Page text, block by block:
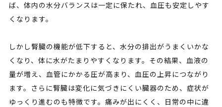
ば、体内の水分バランスは一定に保たれ、血圧も安定しやす
くなります。
しかし腎臓の機能が低下すると、水分の排出がうまくいかな
くなり、体に水がたまりやすくなります。その結果、血液の
量が増え、血管にかかる圧が高まり、血圧の上昇につながり
ます。さらに腎臓は変化に気づきにくい臓器のため、症状が
ゆっくり進むのも特徴です。痛みが出にくく、日常の中に違